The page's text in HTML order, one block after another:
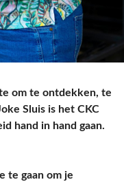
om te ontdekken, te
Sluis is het CKC
hand in hand gaan.
te gaan om je